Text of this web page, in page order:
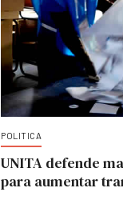
POLITICA
UNITA defende
para aumentar